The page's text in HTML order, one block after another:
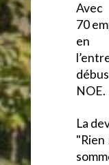
Avec
70
en
NOE.
La
"Rien